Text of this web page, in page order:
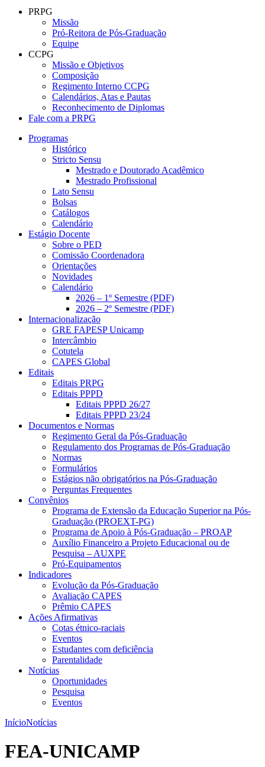
PRPG
Missão
Pró-Reitora de Pós-Graduação
Equipe
CCPG
Missão e Objetivos
Composição
Regimento Interno CCPG
Calendários, Atas e Pautas
Reconhecimento de Diplomas
Fale com a PRPG
Programas
Histórico
Stricto Sensu
Mestrado e Doutorado Acadêmico
Mestrado Profissional
Lato Sensu
Bolsas
Catálogos
Calendário
Estágio Docente
Sobre o PED
Comissão Coordenadora
Orientações
Novidades
Calendário
2026 – 1º Semestre (PDF)
2026 – 2º Semestre (PDF)
Internacionalização
GRE FAPESP Unicamp
Intercâmbio
Cotutela
CAPES Global
Editais
Editais PRPG
Editais PPPD
Editais PPPD 26/27
Editais PPPD 23/24
Documentos e Normas
Regimento Geral da Pós-Graduação
Regulamento dos Programas de Pós-Graduação
Normas
Formulários
Estágios não obrigatórios na Pós-Graduação
Perguntas Frequentes
Convênios
Programa de Extensão da Educação Superior na Pós-
Graduação (PROEXT-PG)
Programa de Apoio à Pós-Graduação – PROAP
Auxílio Financeiro a Projeto Educacional ou de
Pesquisa – AUXPE
Pró-Equipamentos
Indicadores
Evolução da Pós-Graduação
Avaliação CAPES
Prêmio CAPES
Ações Afirmativas
Cotas étnico-raciais
Eventos
Estudantes com deficiência
Parentalidade
Notícias
Oportunidades
Pesquisa
Eventos
InícioNotícias
FEA-UNICAMP